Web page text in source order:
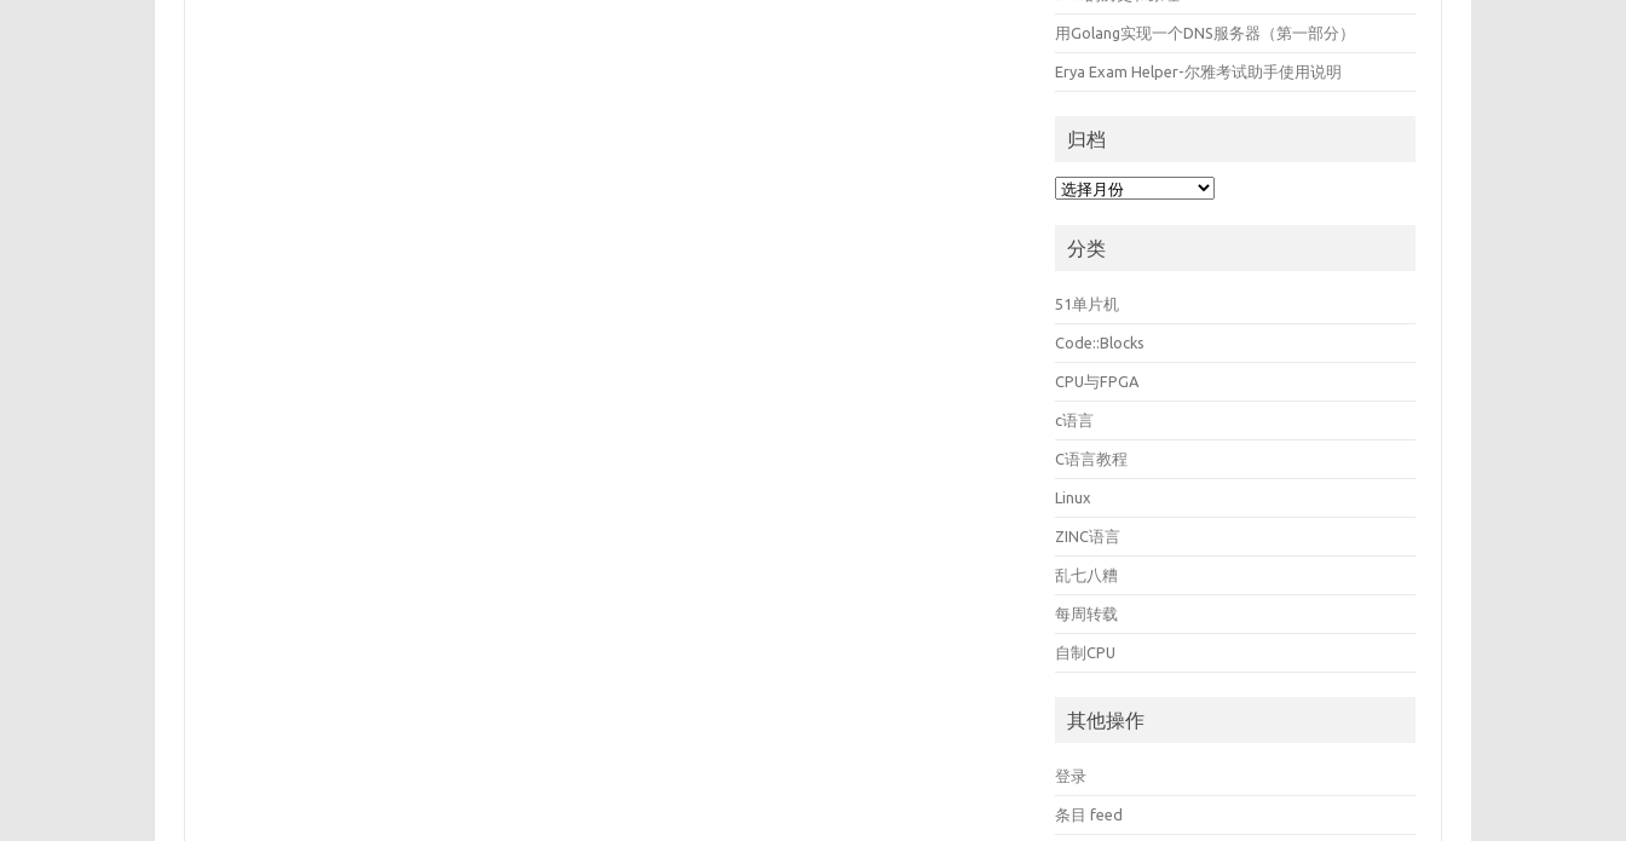
用Golang实现一个DNS服务器（第一部分）
Erya Exam Helper-尔雅考试助手使用说明
归档
归
分类
51单片机
Code::Blocks
CPU与FPGA
c语言
C语言教程
Linux
ZINC语言
乱七八糟
每周转载
自制CPU
其他操作
登录
条目 feed